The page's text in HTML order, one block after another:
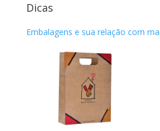
Dicas
Embalagens e sua relação com